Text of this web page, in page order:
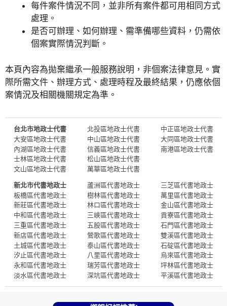
每件案件情況不同，並非所有案件都可用相同方式
處理。
是否可辦理、如何辦理、需準備哪些資料，仍需依
個案實際情況判斷。
本頁內容為拋棄繼承一般服務說明，非個案法律意見。實
際所需文件、辦理方式、處理時程及最終結果，仍應依個
案情況及相關機關規定為準。
台北市地政士代書
大安區地政士代書
內湖區地政士代書
士林區地政士代書
文山區地政士代書
北投區地政士代書
中山區地政士代書
信義區地政士代書
松山區地政士代書
萬華區地政士代書
中正區地政士代書
大同區地政士代書
南港區地政士代書
新北市代書地政士
板橋區代書地政士
新莊區代書地政士
中和區代書地政士
三重區代書地政士
新店區代書地政士
土城區代書地政士
汐止區代書地政士
永和區代書地政士
淡水區代書地政士
蘆洲區代書地政士
樹林區代書地政士
林口區代書地政士
三峽區代書地政士
五股區代書地政士
鶯歌區代書地政士
泰山區代書地政士
八里區代書地政士
瑞芳區代書地政士
深坑區代書地政士
三芝區代書地政士
萬里區代書地政士
金山區代書地政士
貢寮區代書地政士
石門區代書地政士
雙溪區代書地政士
石碇區代書地政士
烏來區代書地政士
坪林區代書地政士
平溪區代書地政士